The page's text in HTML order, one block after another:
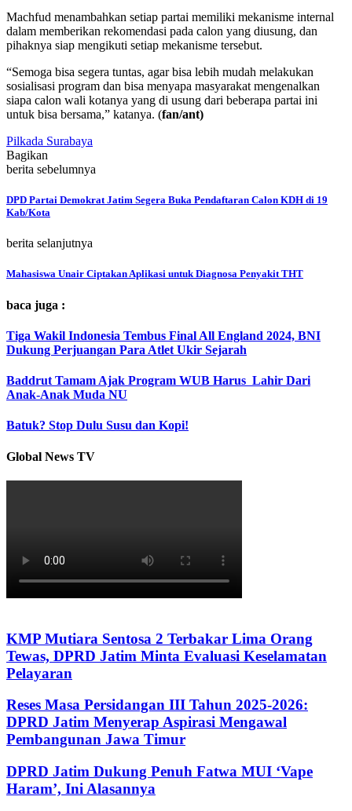
Machfud menambahkan setiap partai memiliki mekanisme internal
dalam memberikan rekomendasi pada calon yang diusung, dan
pihaknya siap mengikuti setiap mekanisme tersebut.
“Semoga bisa segera tuntas, agar bisa lebih mudah melakukan
sosialisasi program dan bisa menyapa masyarakat mengenalkan
siapa calon wali kotanya yang di usung dari beberapa partai ini
untuk bisa bersama,” katanya. (fan/ant)
Pilkada Surabaya
Bagikan
berita sebelumnya
DPD Partai Demokrat Jatim Segera Buka Pendaftaran Calon KDH di 19
Kab/Kota
berita selanjutnya
Mahasiswa Unair Ciptakan Aplikasi untuk Diagnosa Penyakit THT
baca juga :
Tiga Wakil Indonesia Tembus Final All England 2024, BNI
Dukung Perjuangan Para Atlet Ukir Sejarah
Baddrut Tamam Ajak Program WUB Harus Lahir Dari
Anak-Anak Muda NU
Batuk? Stop Dulu Susu dan Kopi!
Global News TV
KMP Mutiara Sentosa 2 Terbakar Lima Orang
Tewas, DPRD Jatim Minta Evaluasi Keselamatan
Pelayaran
Reses Masa Persidangan III Tahun 2025-2026:
DPRD Jatim Menyerap Aspirasi Mengawal
Pembangunan Jawa Timur
DPRD Jatim Dukung Penuh Fatwa MUI ‘Vape
Haram’, Ini Alasannya